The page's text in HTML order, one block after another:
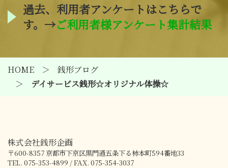
過去、利用者アンケートはこちらで
す。→ご利用者様アンケート集計結果
HOME
銭形ブログ
デイサービス銭形☆オリジナル体操☆
株式会社銭形企画
〒600-8357京都市下京区黒門通五条下る柿本町594番地33
TEL. 075-353-4899 / FAX. 075-354-3037